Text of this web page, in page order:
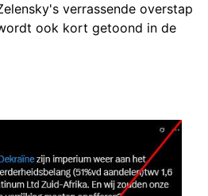
verrassende overstap
ook kort getoond in de